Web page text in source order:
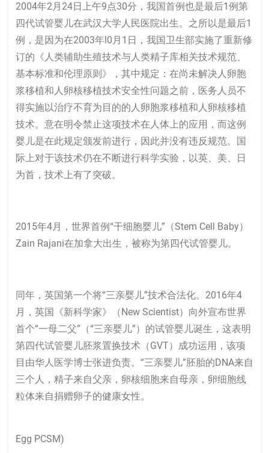
2004年2月24日上午9点30分，我国首例也是最后1例第
四代试管婴儿在武汉大学人民医院出生。之所以是最后1
例，是因为在2003年l0月1日，我国卫生部实施了重新修
订的《人类辅助生殖技术与人类精子库相关技术规范、
基本标准和伦理原则》，其中规定：在尚未解决人卵胞
浆移植和人卵核移植技术安全性问题之前，医务人员不
得实施以治疗不育为目的的人卵胞浆移植和人卵核移植
技术。意在明令禁止这项技术在人体上的应用，而这例
婴儿是在此规定颁发前进行，因此并没有违反规范。国
际上对于该技术仍在不断进行科学实验，以英、美、日
为首，技术上有了突破。
2015年4月，世界首例“干细胞婴儿”（Stem Cell Baby）
Zain Rajani在加拿大出生，被称为第四代试管婴儿。
同年，英国第一个将“三亲婴儿”技术合法化。2016年4
月，英国《新科学家》（New Scientist）向外宣布世界
首个“一母二父”（“三亲婴儿”）的试管婴儿诞生，这表明
第四代试管婴儿胚浆置换技术（GVT）成功运用，该项
目由华人医学博士张进负责。“三亲婴儿”胚胎的DNA来自
三个人，精子来自父亲，卵核细胞来自母亲，卵细胞线
粒体来自捐赠卵子的健康女性。
Egg PCSM)